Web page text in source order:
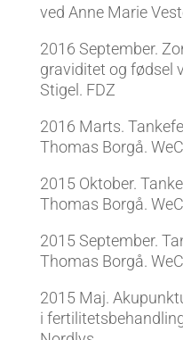
ved Anne Marie
2016 September.
graviditet og fødsel
Stigel. FDZ
2016 Marts.
Thomas Borgå.
2015 Oktober.
Thomas Borgå.
2015 September.
Thomas Borgå.
2015 Maj.
i